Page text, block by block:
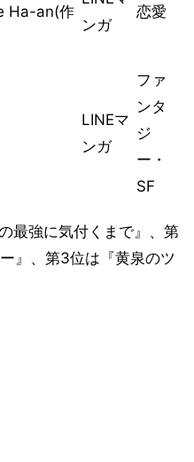
Ha-an(作
ンガ
恋愛
LINEマ
ンガ
ファ
ンタ
ジ
ー・
SF
最強に気付くまで』、第
』、第3位は『黄泉のツ